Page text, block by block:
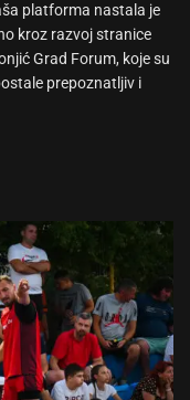
platforma nastala je
kroz razvoj stranice
Grad Forum, koje su
prepoznatljiv i